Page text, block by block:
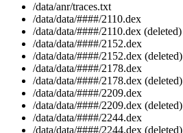
/data/anr/traces.txt
/data/data/####/2110.dex
/data/data/####/2110.dex (deleted)
/data/data/####/2152.dex
/data/data/####/2152.dex (deleted)
/data/data/####/2178.dex
/data/data/####/2178.dex (deleted)
/data/data/####/2209.dex
/data/data/####/2209.dex (deleted)
/data/data/####/2244.dex
/data/data/####/2244.dex (deleted)